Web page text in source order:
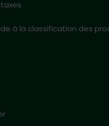
à la classification des